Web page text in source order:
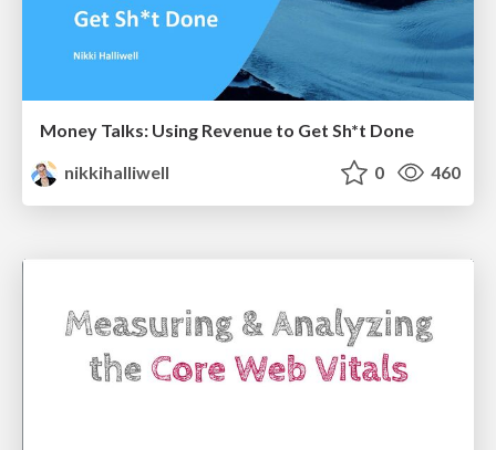
Money Talks: Using Revenue to Get Sh*t Done
nikkihalliwell
0 460